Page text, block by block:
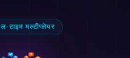
टाइम मल्टीप्लेयर